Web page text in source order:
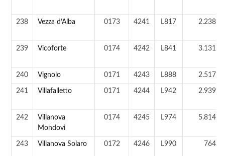
238 Vezza d’Alba 0173 4241 L817 2.238 ab
239 Vicoforte 0174 4242 L841 3.131 ab
240 Vignolo 0171 4243 L888 2.517 ab
241 Villafalletto 0171 4244 L942 2.939 ab
242
Villanova
Mondovì
0174 4245 L974 5.814 ab
243 Villanova Solaro 0172 4246 L990 764 ab